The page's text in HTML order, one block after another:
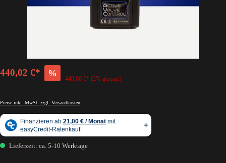
440,02 €* %
449,00 €* (2% gespart)
Preise inkl. MwSt. zzgl. Versandkosten
Lieferzeit: ca. 5-10 Werktage